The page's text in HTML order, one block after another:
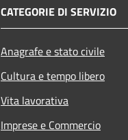
CATEGORIE DI SERVIZIO
Anagrafe e stato civile
Cultura e tempo libero
Vita lavorativa
Imprese e Commercio